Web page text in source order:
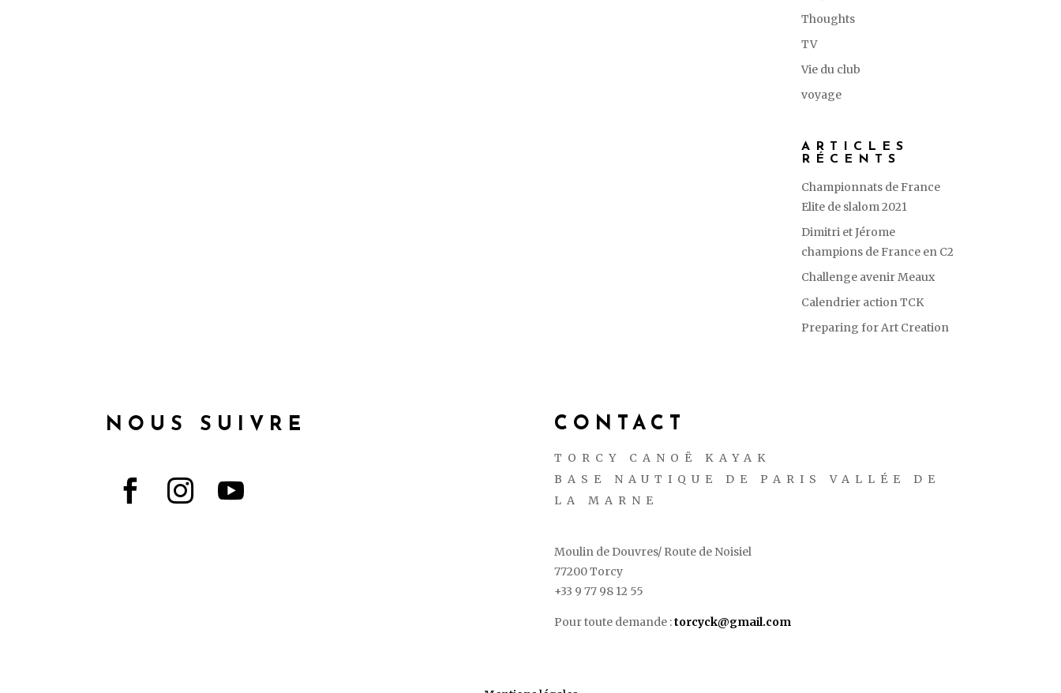
Thoughts
TV
Vie du club
voyage
ARTICLES
RÉCENTS
Championnats de France
Elite de slalom 2021
Dimitri et Jérome
champions de France en C2
Challenge avenir Meaux
Calendrier action TCK
Preparing for Art Creation
NOUS SUIVRE
  
CONTACT
TORCY CANOË KAYAK
BASE NAUTIQUE DE PARIS VALLÉE DE
LA MARNE
Moulin de Douvres/ Route de Noisiel
77200 Torcy
+33 9 77 98 12 55
Pour toute demande :torcyck@gmail.com